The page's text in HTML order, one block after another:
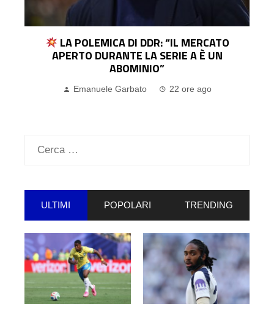
MALAGÒ: “MANCINI IL CT GIUSTO, CONTE
MAI SENTITO. PIRLO? FATTA SCELTA
CORRETTA”
Emanuele Garbato 1 giorno ago
Ricerca
ULTIMI POPOLARI TRENDING